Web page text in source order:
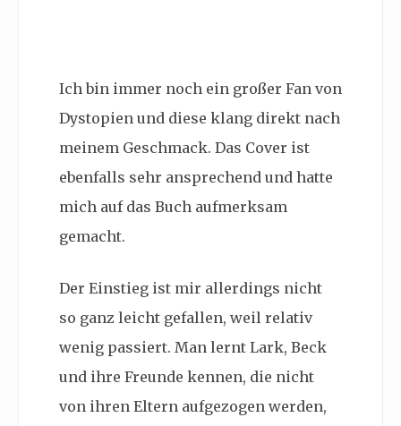
Ich bin immer noch ein großer Fan von
Dystopien und diese klang direkt nach
meinem Geschmack. Das Cover ist
ebenfalls sehr ansprechend und hatte
mich auf das Buch aufmerksam
gemacht.
Der Einstieg ist mir allerdings nicht
so ganz leicht gefallen, weil relativ
wenig passiert. Man lernt Lark, Beck
und ihre Freunde kennen, die nicht
von ihren Eltern aufgezogen werden,